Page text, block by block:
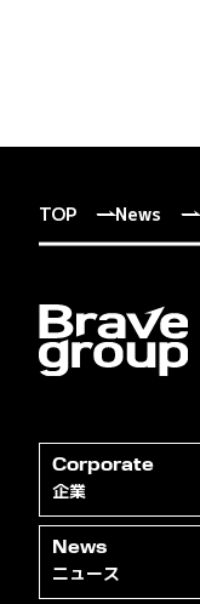
TOP News
Corporate
企業
News
ニュース